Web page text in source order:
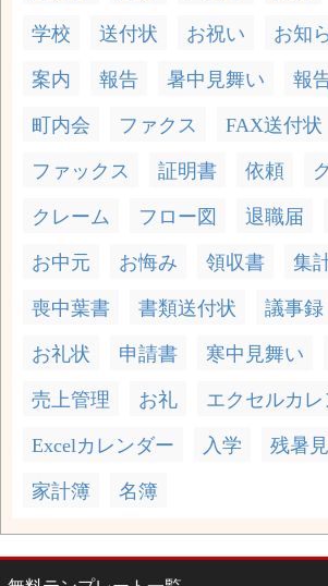
学校 送付状 お祝い お知
案内 報告 暑中見舞い 報
町内会 ファクス FAX送付状
ファックス 証明書 依頼
クレーム フロー図 退職届
お中元 お悔み 領収書 集
喪中葉書 書類送付状 議事録
お礼状 申請書 寒中見舞い
売上管理 お礼 エクセルカレ
Excelカレンダー 入学 残暑
家計簿 名簿